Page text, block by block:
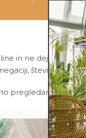
in ne dejanske
številu listov,
pregledamo in